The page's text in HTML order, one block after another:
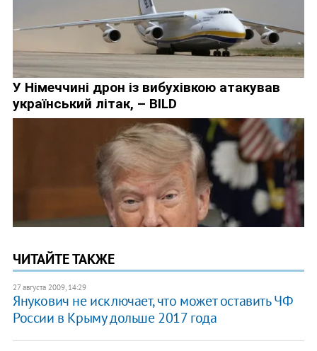
ЧИТАЙТЕ ТАКЖЕ
27 августа 2009, 14:29
Янукович не исключает, что может оставить ЧФ
России в Крыму дольше 2017 года